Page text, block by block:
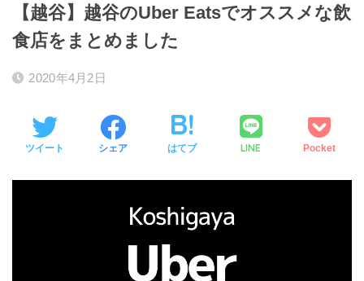
【越谷】越谷のUber Eatsでオススメな飲
食店をまとめました
2020年4月2日
ツイート シェア はてブ LINE Pocket